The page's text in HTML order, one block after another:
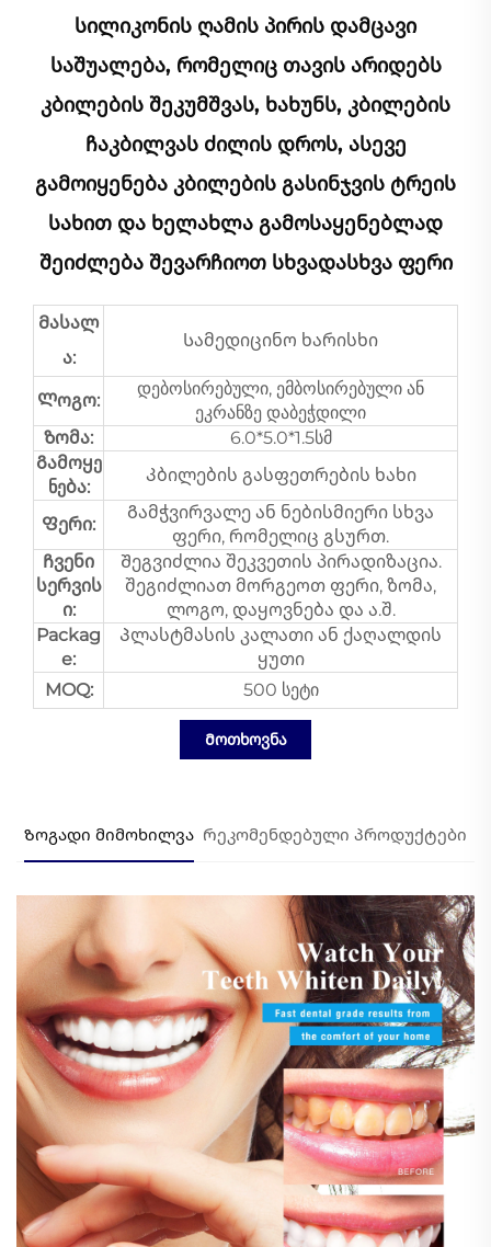
Სილიკონის Ღამის Პირის Დამცავი
Საშუალება, Რომელიც Თავის Არიდებს
Კბილების Შეკუმშვას, Ხახუნს, Კბილების
Ჩაკბილვას Ძილის Დროს, Ასევე
Გამოიყენება Კბილების Გასინჯვის Ტრეის
Სახით Და Ხელახლა Გამოსაყენებლად
Შეიძლება Შევარჩიოთ Სხვადასხვა Ფერი
Მასალ
ა:
Სამედიცინო ხარისხი
Ლოგო:
დებოსირებული, ემბოსირებული ან
ეკრანზე დაბეჭდილი
Ზომა:
6.0*5.0*1.5სმ
Გამოყე
ნება:
Კბილების გასფეთრების ხახი
Ფერი:
Გამჭვირვალე ან ნებისმიერი სხვა
ფერი, რომელიც გსურთ.
Ჩვენი
სერვის
ი:
Შეგვიძლია შეკვეთის პირადიზაცია.
შეგიძლიათ მორგეოთ ფერი, ზომა,
ლოგო, დაყოვნება და ა.შ.
Packag
e:
Პლასტმასის კალათი ან ქაღალდის
ყუთი
MOQ:
500 სეტი
Მოთხოვნა
Ზოგადი მიმოხილვა Რეკომენდებული პროდუქტები